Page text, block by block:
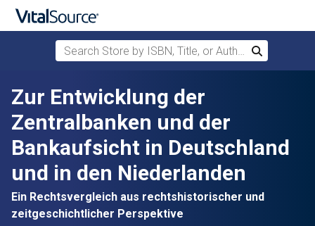
Skip to main content
Search Store by ISBN, Title, or Author
Search
Zur Entwicklung der
Zentralbanken und der
Bankaufsicht in Deutschland
und in den Niederlanden
Ein Rechtsvergleich aus rechtshistorischer und
zeitgeschichtlicher Perspektive